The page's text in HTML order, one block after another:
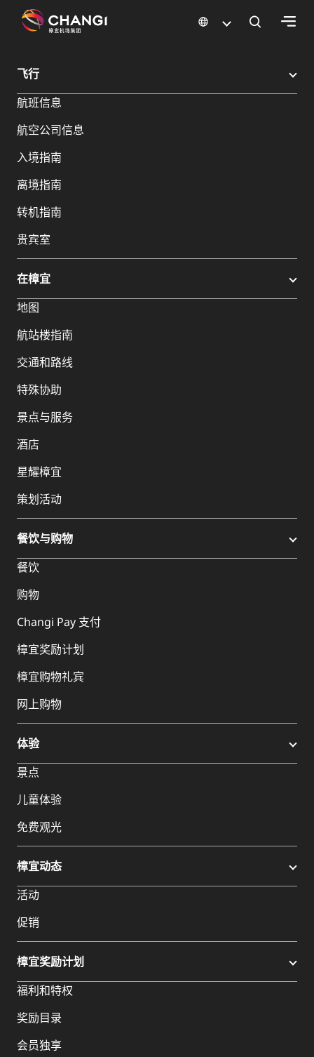
有
宜
网
选
语
言:
樟宜机场 樟宜机场餐饮与购物 樟宜机场购物指南 购物详情
飞行
航班信息
航空公司信息
入境指南
离境指南
转机指南
贵宾室
在樟宜
地图
航站楼指南
交通和路线
特殊协助
景点与服务
酒店
星耀樟宜
策划活动
餐饮与购物
餐饮
购物
Changi Pay 支付
樟宜奖励计划
樟宜购物礼宾
网上购物
体验
景点
儿童体验
免费观光
樟宜动态
活动
促销
樟宜奖励计划
福利和特权
奖励目录
会员独享